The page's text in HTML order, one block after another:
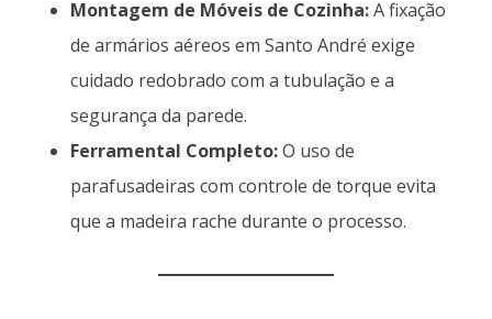
Montagem de Móveis de Cozinha:A fixação
de armários aéreos em Santo André exige
cuidado redobrado com a tubulação e a
segurança da parede.
Ferramental Completo:O uso de
parafusadeiras com controle de torque evita
que a madeira rache durante o processo.